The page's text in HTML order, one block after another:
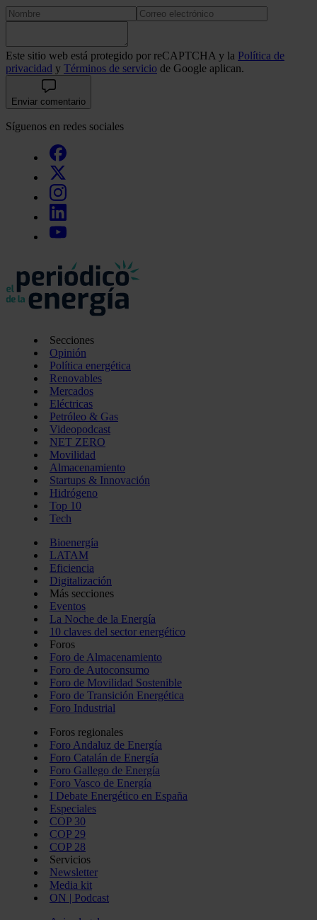
Este sitio web está protegido por reCAPTCHA y la Política de
privacidad y Términos de servicio de Google aplican.
Enviar comentario
Síguenos en redes sociales
Secciones
Opinión
Política energética
Renovables
Mercados
Eléctricas
Petróleo & Gas
Videopodcast
NET ZERO
Movilidad
Almacenamiento
Startups & Innovación
Hidrógeno
Top 10
Tech
Bioenergía
LATAM
Eficiencia
Digitalización
Más secciones
Eventos
La Noche de la Energía
10 claves del sector energético
Foros
Foro de Almacenamiento
Foro de Autoconsumo
Foro de Movilidad Sostenible
Foro de Transición Energética
Foro Industrial
Foros regionales
Foro Andaluz de Energía
Foro Catalán de Energía
Foro Gallego de Energía
Foro Vasco de Energía
I Debate Energético en España
Especiales
COP 30
COP 29
COP 28
Servicios
Newsletter
Media kit
ON | Podcast